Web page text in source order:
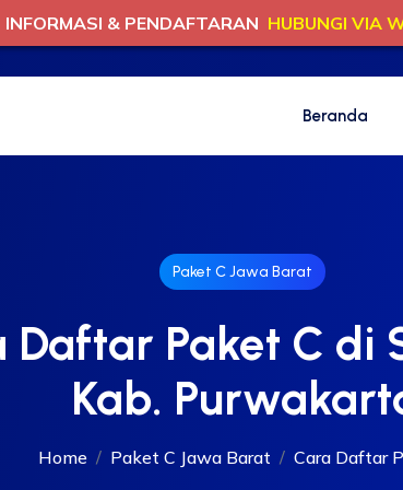
Beranda
Paket C Jawa Barat
Daftar Paket C di
Kab.
Home Paket C Jawa Barat Cara Daftar
INFORMASI & PENDAFTARAN HUBUNGI VIA